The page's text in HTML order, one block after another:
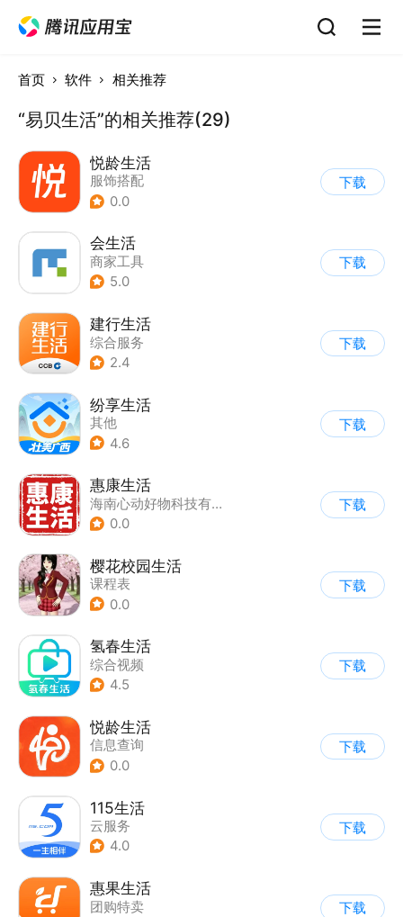
首页 软件 相关推荐
“易贝生活”的相关推荐(29)
悦龄生活
服饰搭配
0.0
下载
会生活
商家工具
5.0
下载
建行生活
综合服务
2.4
下载
纷享生活
其他
4.6
下载
惠康生活
海南心动好物科技有限公司
0.0
下载
樱花校园生活
课程表
0.0
下载
氢春生活
综合视频
4.5
下载
悦龄生活
信息查询
0.0
下载
115生活
云服务
4.0
下载
惠果生活
团购特卖
下载